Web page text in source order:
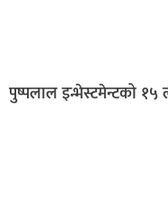
पुष्पलाल इन्भेस्टमेन्टको